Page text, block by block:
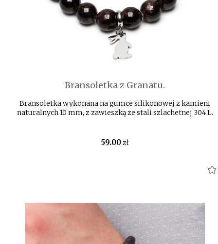
Bransoletka z Granatu.
Bransoletka wykonana na gumce silikonowej z kamieni
naturalnych 10 mm, z zawieszką ze stali szlachetnej 304 L.
59.00 zł